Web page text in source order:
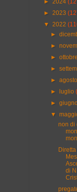
► 2024
► 2023
▼ 2022
►
►
►
►
►
►
luglio
►
▼
non di
di